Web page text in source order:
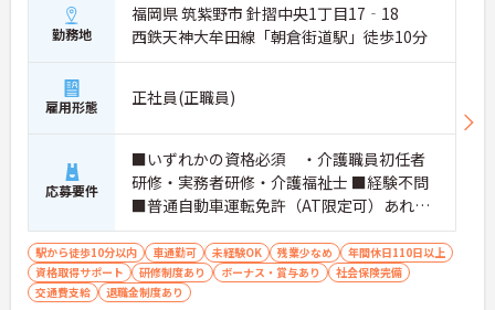
勤務地
福岡県 筑紫野市 針摺中央1丁目17‐18
西鉄天神大牟田線「朝倉街道駅」徒歩10分
雇用形態 正社員(正職員)
応募要件
■いずれかの資格必須 ・介護職員初任者
研修・実務者研修・介護福祉士 ■経験不問
■普通自動車運転免許（AT限定可）あれば
尚可
駅から徒歩10分以内 車通勤可 未経験OK 残業少なめ
年間休日110日以上
資格取得サポート
研修制度あり ボーナス・賞与あり
社会保険完備
交通費支給
退職金制度あり